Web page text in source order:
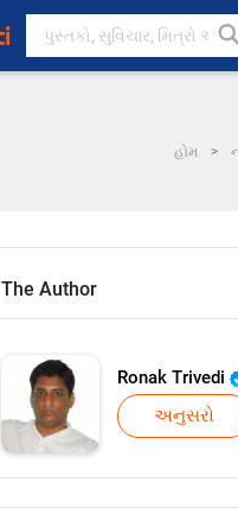
હોમ
The Author
Ronak Trivedi
અનુસરો